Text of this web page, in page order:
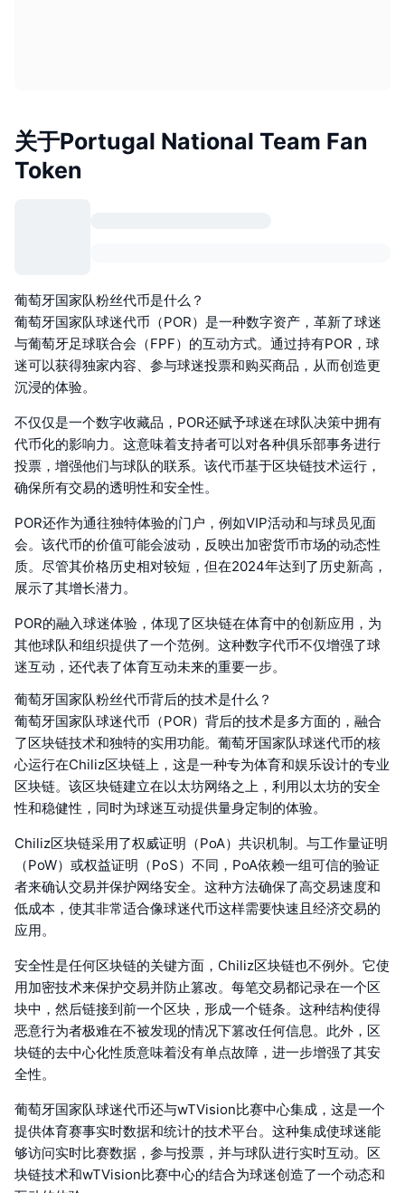
关于Portugal National Team Fan
Token
葡萄牙国家队粉丝代币是什么？
葡萄牙国家队球迷代币（POR）是一种数字资产，革新了球迷
与葡萄牙足球联合会（FPF）的互动方式。通过持有POR，球
迷可以获得独家内容、参与球迷投票和购买商品，从而创造更
沉浸的体验。
不仅仅是一个数字收藏品，POR还赋予球迷在球队决策中拥有
代币化的影响力。这意味着支持者可以对各种俱乐部事务进行
投票，增强他们与球队的联系。该代币基于区块链技术运行，
确保所有交易的透明性和安全性。
POR还作为通往独特体验的门户，例如VIP活动和与球员见面
会。该代币的价值可能会波动，反映出加密货币市场的动态性
质。尽管其价格历史相对较短，但在2024年达到了历史新高，
展示了其增长潜力。
POR的融入球迷体验，体现了区块链在体育中的创新应用，为
其他球队和组织提供了一个范例。这种数字代币不仅增强了球
迷互动，还代表了体育互动未来的重要一步。
葡萄牙国家队粉丝代币背后的技术是什么？
葡萄牙国家队球迷代币（POR）背后的技术是多方面的，融合
了区块链技术和独特的实用功能。葡萄牙国家队球迷代币的核
心运行在Chiliz区块链上，这是一种专为体育和娱乐设计的专业
区块链。该区块链建立在以太坊网络之上，利用以太坊的安全
性和稳健性，同时为球迷互动提供量身定制的体验。
Chiliz区块链采用了权威证明（PoA）共识机制。与工作量证明
（PoW）或权益证明（PoS）不同，PoA依赖一组可信的验证
者来确认交易并保护网络安全。这种方法确保了高交易速度和
低成本，使其非常适合像球迷代币这样需要快速且经济交易的
应用。
安全性是任何区块链的关键方面，Chiliz区块链也不例外。它使
用加密技术来保护交易并防止篡改。每笔交易都记录在一个区
块中，然后链接到前一个区块，形成一个链条。这种结构使得
恶意行为者极难在不被发现的情况下篡改任何信息。此外，区
块链的去中心化性质意味着没有单点故障，进一步增强了其安
全性。
葡萄牙国家队球迷代币还与wTVision比赛中心集成，这是一个
提供体育赛事实时数据和统计的技术平台。这种集成使球迷能
够访问实时比赛数据，参与投票，并与球队进行实时互动。区
块链技术和wTVision比赛中心的结合为球迷创造了一个动态和